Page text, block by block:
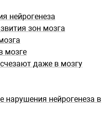
нейрогенеза
зон мозга
мозге
даже в мозгу
нарушения нейрогенеза в